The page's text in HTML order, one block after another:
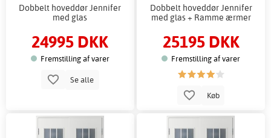
Dobbelt hoveddør Jennifer
med glas
24995 DKK
Fremstilling af varer
Se alle
Dobbelt hoveddør Jennifer
med glas + Ramme ærmer
25195 DKK
Fremstilling af varer
Køb